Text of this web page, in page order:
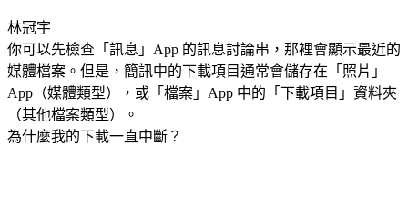
林冠宇
你可以先檢查「訊息」App 的訊息討論串，那裡會顯示最近的
媒體檔案。但是，簡訊中的下載項目通常會儲存在「照片」
App（媒體類型），或「檔案」App 中的「下載項目」資料夾
（其他檔案類型）。
為什麼我的下載一直中斷？